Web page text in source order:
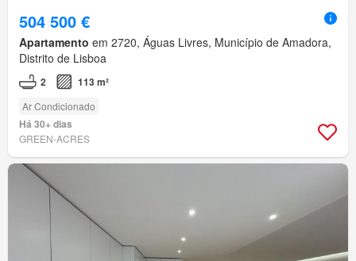
504 500 €
Apartamento em 2720, Águas Livres, Município de Amadora,
Distrito de Lisboa
2 113 m²
Ar Condicionado
Há 30+ dias
GREEN-ACRES